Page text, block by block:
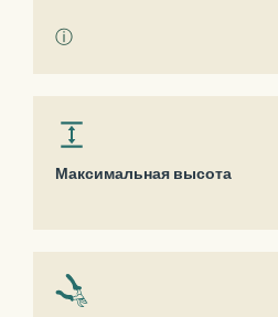
ⓘ
Максимальная высота